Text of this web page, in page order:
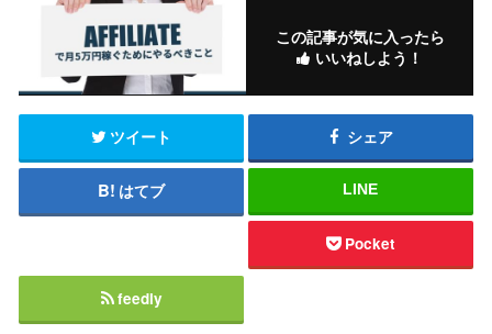
この記事が気に入ったら
いいねしよう！
ツイート シェア
はてブ LINE
Pocket
feedly